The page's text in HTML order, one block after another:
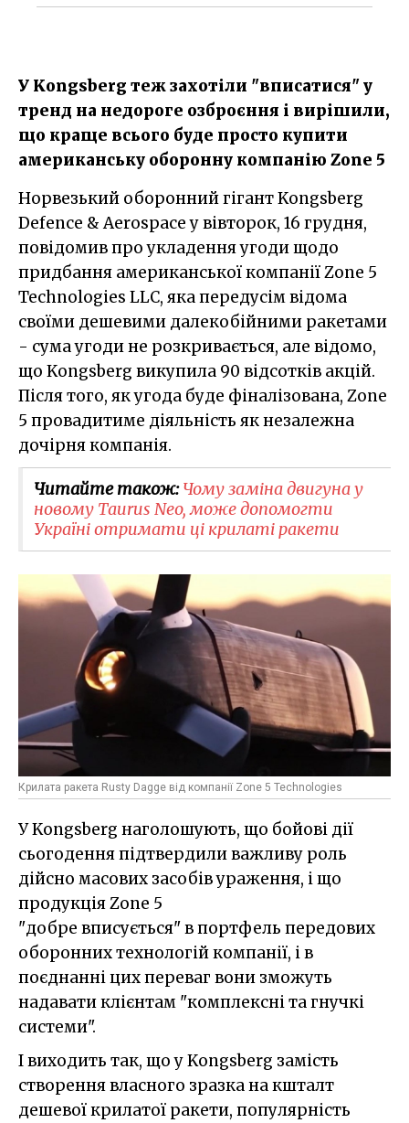
У Kongsberg теж захотіли "вписатися" у
тренд на недороге озброєння і вирішили,
що краще всього буде просто купити
американську оборонну компанію Zone 5
Норвезький оборонний гігант Kongsberg
Defence & Aerospace у вівторок, 16 грудня,
повідомив про укладення угоди щодо
придбання американської компанії Zone 5
Technologies LLC, яка передусім відома
своїми дешевими далекобійними ракетами
- сума угоди не розкривається, але відомо,
що Kongsberg викупила 90 відсотків акцій.
Після того, як угода буде фіналізована, Zone
5 провадитиме діяльність як незалежна
дочірня компанія.
Читайте також:Чому заміна двигуна у
новому Taurus Neo, може допомогти
Україні отримати ці крилаті ракети
Крилата ракета Rusty Dagge від компанії Zone 5 Technologies
У Kongsberg наголошують, що бойові дії
сьогодення підтвердили важливу роль
дійсно масових засобів ураження, і що
продукція Zone 5
"добре вписується" в портфель передових
оборонних технологій компанії, і в
поєднанні цих переваг вони зможуть
надавати клієнтам "комплексні та гнучкі
системи".
І виходить так, що у Kongsberg замість
створення власного зразка на кшталт
дешевої крилатої ракети, популярність